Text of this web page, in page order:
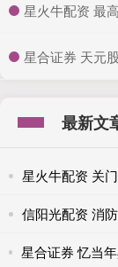
星火牛配资 最高15.8
星合证券 天元股
最新文
信阳光配资 消